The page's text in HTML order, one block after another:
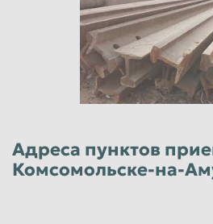
Адреса пунктов
Комсомольске-на-